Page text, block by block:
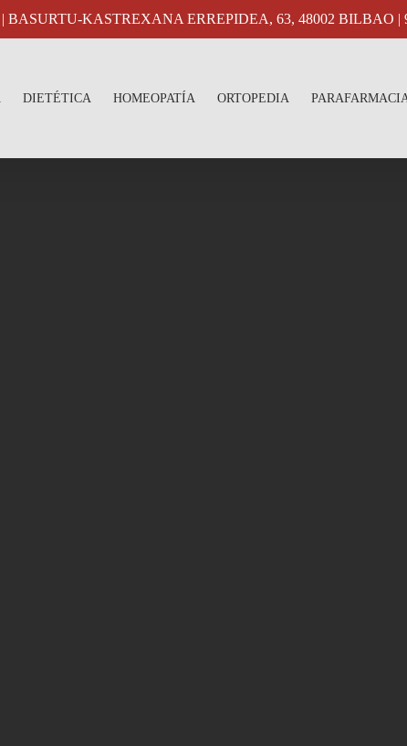
| BASURTU-KASTREXANA ERREPIDEA, 63, 48002 BILBAO |
DIETÉTICA HOMEOPATÍA ORTOPEDIA